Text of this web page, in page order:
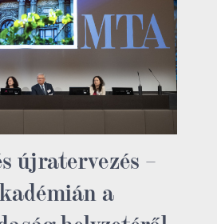
újratervezés –
a